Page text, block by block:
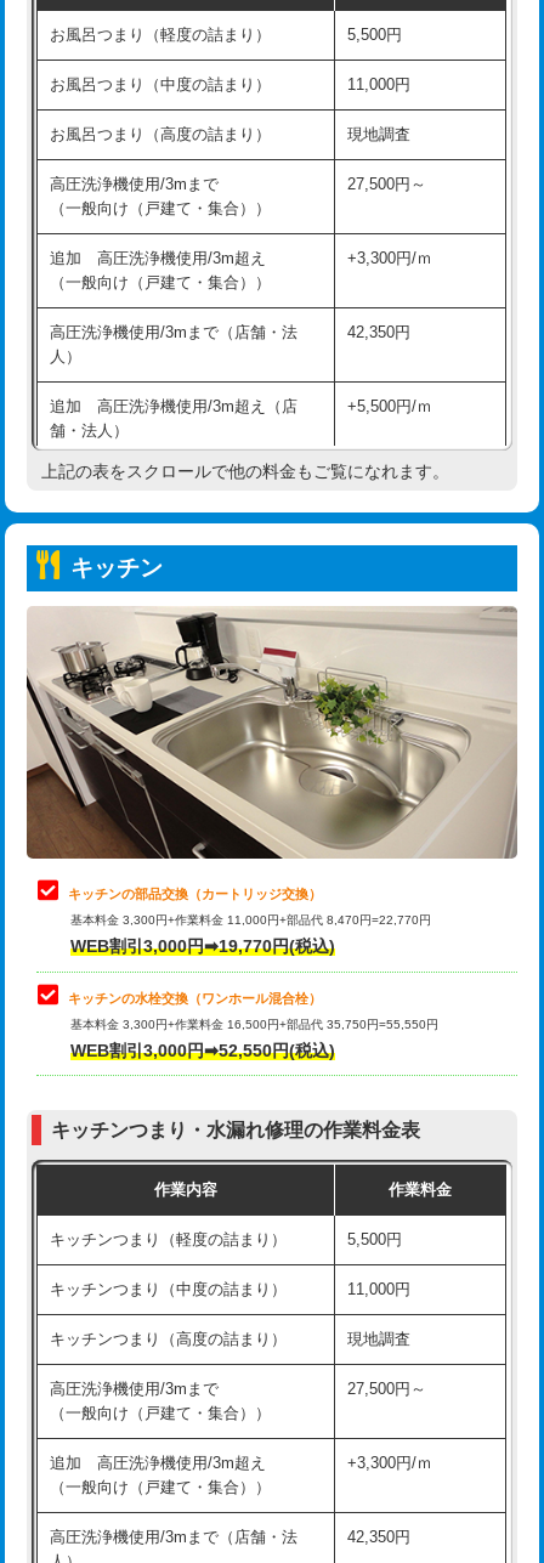
交換・取付(単水栓（壁付・デッキ
式）)
13,200円+材料費
交換・取付(混合水栓（壁付・デッキ
式・ワンホール）)
16,500円+材料費
交換・取付(排水栓・排水トラップ
（P/S/ポップアップ））
22,000円+材料費
交換・取付（その他部品） 11,000円+材料費
持込商品取付（単水栓） 13,200円
持込商品取付（混合水栓）
持込商品取付（浄水器・分岐水栓） 16,500円
持込商品取付（温水洗浄便座） 22,000円
持込商品取付（普通便座⇔温水洗浄便
22,000円
給水管工事※（ホール加工)
給水管工事※（バンド止め) 3,300円
給水管工事※（支持金具設置) 5,500円
給水管工事※（保温材使用（バンド止
め込み）)
5,500円
給水管工事※（土の掘削・埋め戻し作
11,000円
給水管工事※（塩ビ管（VP・HI）使
用/3ｍまで)
給水管工事※（塩ビ管（VP・HI）使
用（追加）/3ｍ超え)
給水管工事※（ライニング鋼管・銅
管・ポリ管・HT管使用/3ｍまで)
44,000円
管・ポリ管・HT管使用/3ｍ超え)
排水管工事（土の掘削・埋め戻し作
11,000円~
排水管工事（排水管工事/3ｍまで） 55,000円
排水管工事（追加 排水管工事/3ｍ超
+11,000円
マス交換（深さ50㎝未満）
マス交換（深さ50㎝以上） 66,000円
コンクリート斫り（厚さ10㎝まで）
お風呂つまり（軽度の詰まり） 5,500円
お風呂つまり（中度の詰まり） 11,000円
お風呂つまり（高度の詰まり） 現地調査
高圧洗浄機使用/3mまで
（一般向け（戸建て・集合））
27,500円～
追加 高圧洗浄機使用/3m超え
（一般向け（戸建て・集合））
+3,300円/ｍ
高圧洗浄機使用/3mまで（店舗・法
人）
42,350円
追加 高圧洗浄機使用/3m超え（店
舗・法人）
+5,500円/ｍ
高度高圧洗浄換 現地調査
トーラー機使用/3mまで
追加トーラー機使用/3m超え +3,300円
カメラ調査 33,000円
桝清掃 8,800円
止水・漏水調査・防水処理・清掃・修
理・調整・分解・加工など（軽作業）
11,000円
止水・漏水調査・防水処理・清掃・修
理・調整・分解・加工など（中作業）
22,000円
止水・漏水調査・防水処理・清掃・修
理・調整・分解・加工など（重作業）
33,000円
お風呂タンク脱着
その他部品の脱着
式・ワンホール）)
交換・取付(排水栓・排水トラップ
22,000円+材料費
持込商品取付（単水栓）
持込商品取付（混合水栓） 16,500円
上記の表をスクロールで他の料金もご覧になれます。
キッチン
キッチンの部品交換（カートリッジ交換）
基本料金 3,300円+作業料金 11,000円+部品代 8,470円=22,770円
WEB割引3,000円➡19,770円(税込)
キッチンの水栓交換（ワンホール混合栓）
基本料金 3,300円+作業料金 16,500円+部品代 35,750円=55,550円
WEB割引3,000円➡52,550円(税込)
キッチンつまり・水漏れ修理の作業料金表
作業内容 作業料金
キッチンつまり（軽度の詰まり） 5,500円
キッチンつまり（中度の詰まり） 11,000円
キッチンつまり（高度の詰まり） 現地調査
高圧洗浄機使用/3mまで
（一般向け（戸建て・集合））
27,500円～
追加 高圧洗浄機使用/3m超え
（一般向け（戸建て・集合））
+3,300円/ｍ
高圧洗浄機使用/3mまで（店舗・法
42,350円